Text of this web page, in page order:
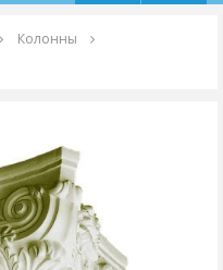
Колонны